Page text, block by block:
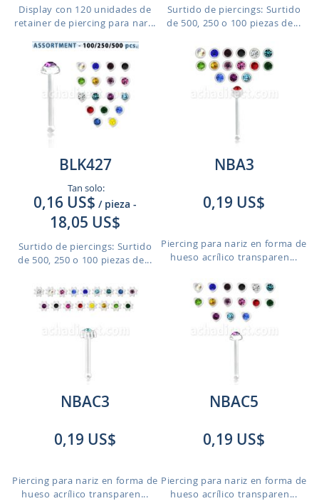
Display con 120 unidades de
retainer de piercing para nar...
Surtido de piercings: Surtido
de 500, 250 o 100 piezas de...
BLK427
Tan solo:
0,16 US$ / pieza -
18,05 US$
Surtido de piercings: Surtido
de 500, 250 o 100 piezas de...
NBA3
0,19 US$
Piercing para nariz en forma de
hueso acrílico transparen...
NBAC3
0,19 US$
Piercing para nariz en forma de
hueso acrílico transparen...
NBAC5
0,19 US$
Piercing para nariz en forma de
hueso acrílico transparen...